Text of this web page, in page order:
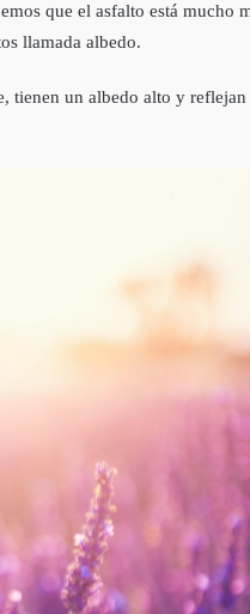
que el asfalto está mucho
llamada albedo.
tienen un albedo alto y